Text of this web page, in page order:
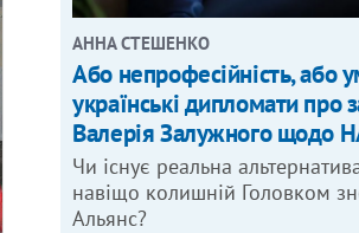
АННА СТЕШЕНКО
Або непрофесійність, або
українські дипломати про
Валерія Залужного щодо
Чи існує реальна
навіщо колишній Головком
Альянс?